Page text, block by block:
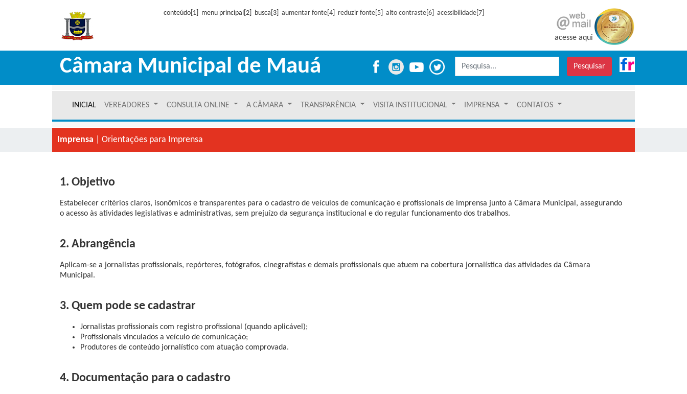
conteúdo[1] menu principal[2] busca[3] aumentar fonte[4] reduzir fonte[5] alto contraste[6] acessibilidade[7]
acesse aqui
Câmara Municipal de Mauá Pesquisar
INICIAL VEREADORES CONSULTA ONLINE A CÂMARA TRANSPARÊNCIA VISITA INSTITUCIONAL IMPRENSA CONTATOS
Imprensa | Orientações para Imprensa
1. Objetivo
Estabelecer critérios claros, isonômicos e transparentes para o cadastro de veículos de comunicação e profissionais de imprensa junto à Câmara Municipal, assegurando
o acesso às atividades legislativas e administrativas, sem prejuízo da segurança institucional e do regular funcionamento dos trabalhos.
2. Abrangência
Aplicam-se a jornalistas profissionais, repórteres, fotógrafos, cinegrafistas e demais profissionais que atuem na cobertura jornalística das atividades da Câmara
Municipal.
3. Quem pode se cadastrar
Jornalistas profissionais com registro profissional (quando aplicável);
Profissionais vinculados a veículo de comunicação;
Produtores de conteúdo jornalístico com atuação comprovada.
4. Documentação para o cadastro